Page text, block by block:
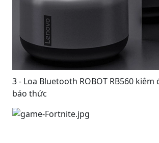
3 - Loa Bluetooth ROBOT RB560 kiêm
báo thức